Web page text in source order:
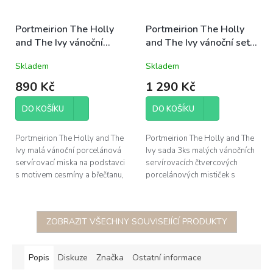
Portmeirion The Holly
and The Ivy vánoční
14cm Scallop na
podstavci cesmína a
břečťan
Skladem
890 Kč
DO KOŠÍKU
Portmeirion The Holly and The
Ivy malá vánoční porcelánová
servírovací miska na podstavci
s motivem cesmíny a břečťanu,
Portmeirion The Holly
and The Ivy vánoční set
čtvercových 10cm mini
cesmína a břečťan
Skladem
1 290 Kč
DO KOŠÍKU
Portmeirion The Holly and The
Ivy sada 3ks malých vánočních
servírovacích čtvercových
porcelánových mističek s
ZOBRAZIT VŠECHNY SOUVISEJÍCÍ PRODUKTY
Popis Diskuze Značka Ostatní informace